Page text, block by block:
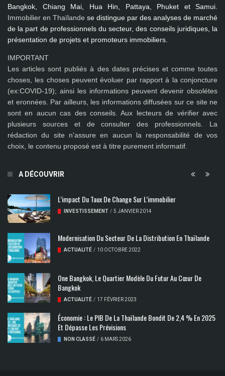
Bangkok, Chiang Mai, Hua Hin, Pattaya, Phuket et Samui
Immobilier en Thaïlande se distingue par des analyses de marché
de la part de professionnels du secteur, des conseils juridiques, la
présentation de projets et promoteurs immobiliers.
IMPORTANT
Les articles sont publiés à des dates précises et comme toutes
choses, les choses peuvent évoluer par rapport à la conjoncture
(ex:COVID-19); ainsi les informations peuvent devenir obsolétes
et eronnées. Par ailleurs, les informations diffusées sur ce site ne
sont en aucun cas des conseils. Aux lecteurs de vérifier avec
plusieurs sources et de consulter des professionnels. La
rédaction du site n'assure en aucun la responsabilité de vos
choix, le contenu proposé est à titre purement informatif.
A DÉCOUVRIR
L’impact Du Taux De Change Sur L’immobilier
INVESTISSEMENT / 5 JANVIER 2014
Modernisation Du Secteur De La Distribution En Thaïlande
ACTUALITÉ / 10 OCTOBRE 2022
One Bangkok, Le Quartier Modèle Du Futur Au Cœur De
Bangkok
ACTUALITÉ / 17 FÉVRIER 2023
​Économie : Le PIB De La Thaïlande Bondit De 2,4 % En 2025
Et Dépasse Les Prévisions
NON CLASSÉ / 6 MARS 2026